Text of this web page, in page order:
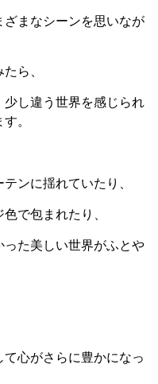
まなシーンを思いなが
ら、
少し違う世界を感じられ
。
ンに揺れていたり、
で包まれたり、
った美しい世界がふとや
心がさらに豊かになっ